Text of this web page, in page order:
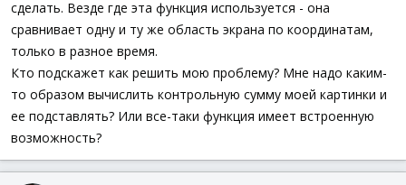
сделать. Везде где эта функция используется - она
сравнивает одну и ту же область экрана по координатам,
только в разное время.
Кто подскажет как решить мою проблему? Мне надо каким-
то образом вычислить контрольную сумму моей картинки и
ее подставлять? Или все-таки функция имеет встроенную
возможность?